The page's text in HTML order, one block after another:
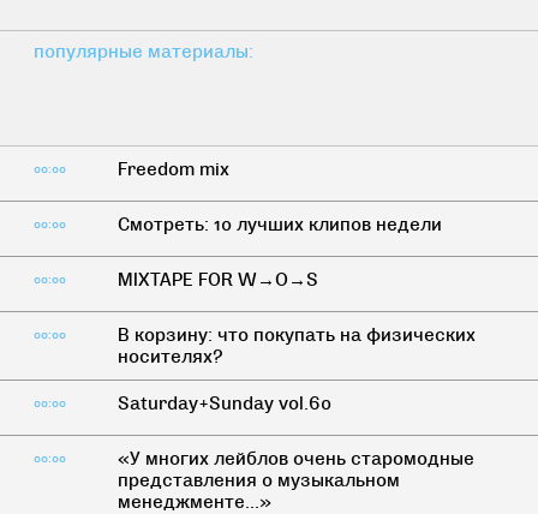
популярные материалы:
00:00 Freedom mix
00:00 Смотреть: 10 лучших клипов недели
00:00 MIXTAPE FOR W→O→S
00:00
В корзину: что покупать на физических
носителях?
00:00 Saturday+Sunday vol.60
00:00
«У многих лейблов очень старомодные
представления о музыкальном
менеджменте...»